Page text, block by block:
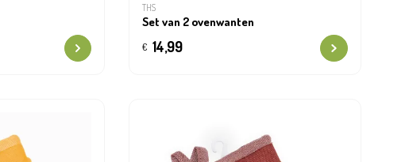
THS
Set van 2 ovenwanten
€ 14,99